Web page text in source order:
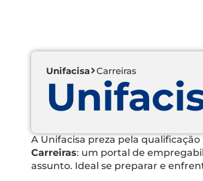
Unifacisa Carreiras
A Unifacisa preza pela
Carreiras: um portal de
assunto. Ideal se preparar e